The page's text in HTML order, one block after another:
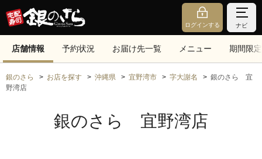
ログインする ナビ
店舗情報 予約状況 お届け先一覧 メニュー 期間限定
銀のさら お店を探す 沖縄県 宜野湾市 字大謝名
銀のさら 宜
野湾店
銀のさら 宜野湾店